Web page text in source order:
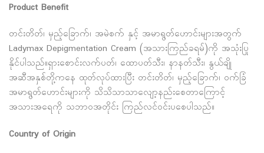
Product Benefit
တင်းတိတ်၊ မှည့်ခြောက်၊ အမဲစက် နှင့် အမာရွတ်ဟောင်းများအတွက်
Ladymax Depigmentation Cream (အသားကြည်ခရမ်)ကို အသုံးပြု
နိုင်ပါသည်။ရှားစောင်းလက်ပတ်၊ ထောပတ်သီး၊ နာနတ်သီး၊ နွယ်ချို
အဆီအနှစ်တို့ကနေ ထုတ်လုပ်ထားပြီး တင်းတိတ်၊ မှည့်ခြောက်၊ ဝက်ခြံ
အမာရွတ်ဟောင်းများကို သိသိသာသာလျော့နည်းစေတာကြောင့်
အသားအရေကို သဘာဝအတိုင်း ကြည်လင်ဝင်းပစေပါသည်။
Country of Origin